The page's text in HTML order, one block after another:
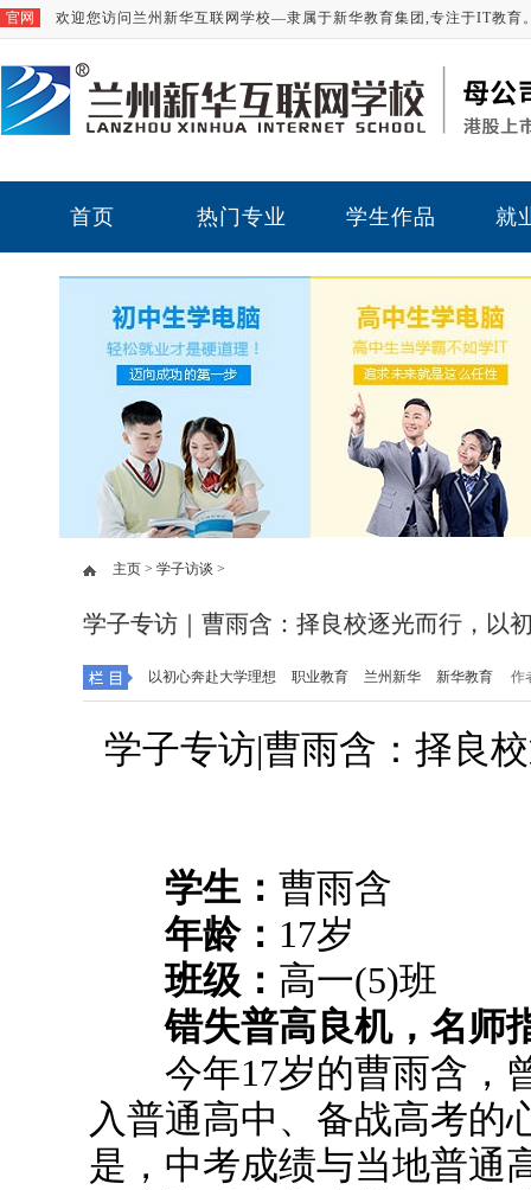
官网 欢迎您访问兰州新华互联网学校—隶属于新华教育集团,专注于IT教育
首页 热门专业 学生作品 就
主页 > 学子访谈 >
学子专访｜曹雨含：择良校逐光而行，以
以初心奔赴大学理想 职业教育 兰州新华 新华教育 作
学子专访|曹雨含：择良
学生： 曹雨含
年龄： 17岁
班级： 高一(5)班
错失普高良机，名师
今年17岁的曹雨含，
入普通高中、备战高考的
是，中考成绩与当地普通